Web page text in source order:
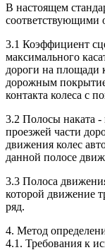
В настоящем
соответствующими
3.1 Коэффициент
максимального
дороги на площади
дорожным
контакта колеса с
3.2 Полосы наката
проезжей части
движения колес
данной полосе
3.3 Полоса
которой движение
ряд.
4. Метод
4.1. Требования к